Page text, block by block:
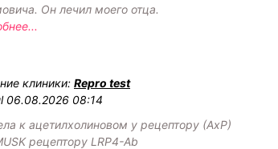
Он лечил моего отца.
клиники: Repro test
06.08.2026 08:14
к ацетилхолиновом у рецептору (АхР)
рецептору LRP4-Ab